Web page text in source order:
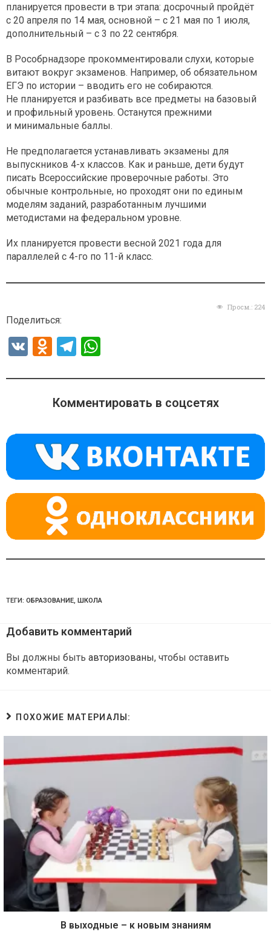
планируется провести в три этапа: досрочный пройдёт
с 20 апреля по 14 мая, основной – с 21 мая по 1 июля,
дополнительный – с 3 по 22 сентября.
В Рособрнадзоре прокомментировали слухи, которые
витают вокруг экзаменов. Например, об обязательном
ЕГЭ по истории – вводить его не собираются.
Не планируется и разбивать все предметы на базовый
и профильный уровень. Останутся прежними
и минимальные баллы.
Не предполагается устанавливать экзамены для
выпускников 4-х классов. Как и раньше, дети будут
писать Всероссийские проверочные работы. Это
обычные контрольные, но проходят они по единым
моделям заданий, разработанным лучшими
методистами на федеральном уровне.
Их планируется провести весной 2021 года для
параллелей с 4-го по 11-й класс.
Просм.: 224
Поделиться:
V
O
n
o
a
ss
ni
ki
T
e
gr
m
at
s
p
p
Комментировать в соцсетях
ТЕГИ: ОБРАЗОВАНИЕ, ШКОЛА
Добавить комментарий
Вы должны быть авторизованы, чтобы оставить
комментарий.
ПОХОЖИЕ МАТЕРИАЛЫ:
В выходные – к новым знаниям